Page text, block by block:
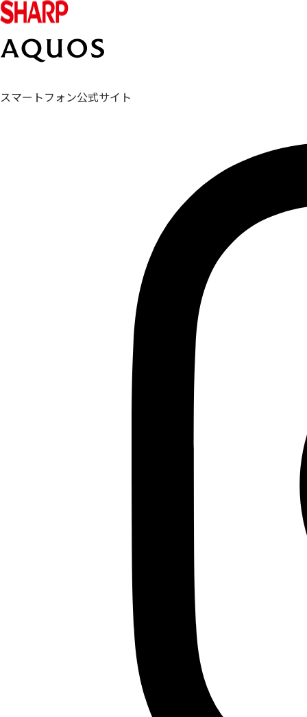
スマートフォン公式サイト